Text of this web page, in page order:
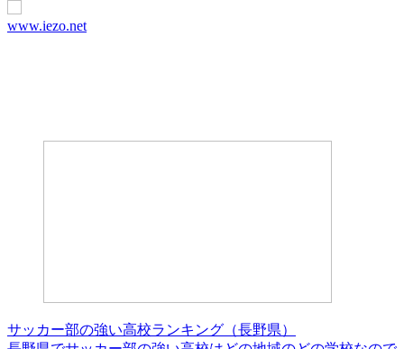
www.iezo.net
サッカー部の強い高校ランキング（長野県）